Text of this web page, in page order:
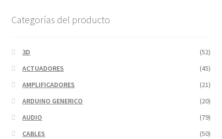
Categorías del producto
3D
(52)
ACTUADORES
(45)
AMPLIFICADORES
(21)
ARDUINO GENERICO
(20)
AUDIO
(79)
CABLES
(50)